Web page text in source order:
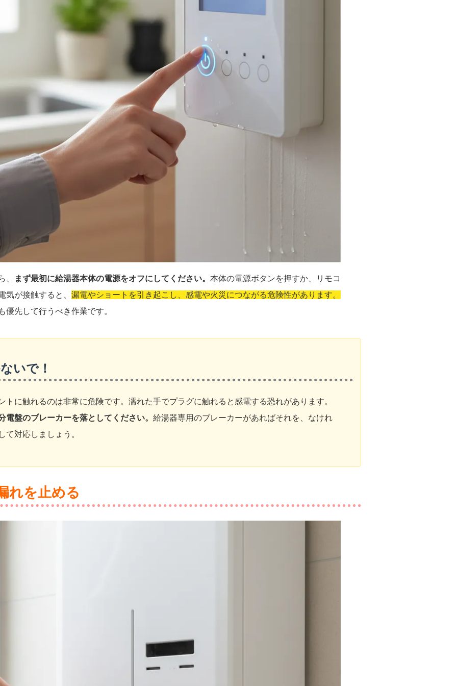
、 まず最初に給湯器本体の電源をオフにしてください。 本体の電源ボタンを押すか、リモコ
気が接触すると、 漏電やショートを引き起こし、感電や火災につながる危険性があります。
先して行うべき作業です。
いで！
トに触れるのは非常に危険です。濡れた手でプラグに触れると感電する恐れがあります。
電盤のブレーカーを落としてください。 給湯器専用のブレーカーがあればそれを、なけれ
て対応しましょう。
れを止める